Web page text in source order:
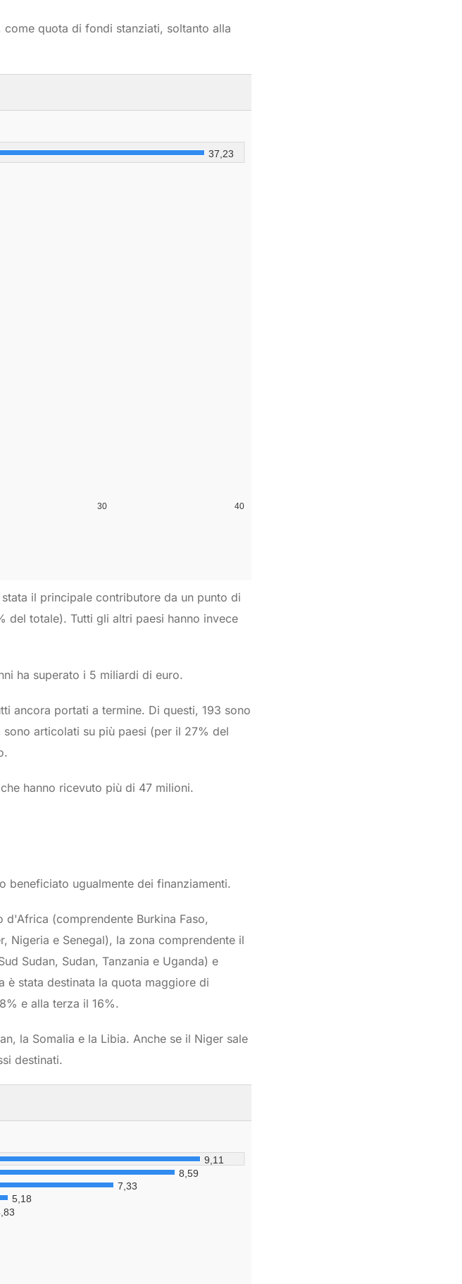
quota di fondi stanziati, soltanto alla
il principale contributore da un punto di
del totale). Tutti gli altri paesi hanno invece
ha superato i 5 miliardi di euro.
ancora portati a termine. Di questi, 193 sono
articolati su più paesi (per il 27% del
hanno ricevuto più di 47 milioni.
beneficiato ugualmente dei finanziamenti.
(comprendente Burkina Faso,
Nigeria e Senegal), la zona comprendente il
Sudan, Sudan, Tanzania e Uganda) e
è stata destinata la quota maggiore di
e alla terza il 16%.
la Somalia e la Libia. Anche se il Niger sale
destinati.